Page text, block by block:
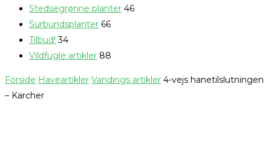
Stedsegrønne planter 46
Surbundsplanter 66
Tilbud! 34
Vildfugle artikler 88
Forside Haveartikler Vandings artikler 4-vejs hanetilslutningen
– Karcher